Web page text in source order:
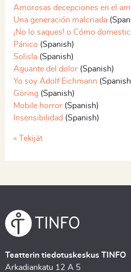
Amorosas decepciones en el
Una generación malcriada
¡No lo saques! o Cómo
Pánico (Spanish)
Solisla (Spanish)
Aguante del dolor (Spanish)
Yo soy Adolf Eichmann
Göring (Spanish)
Mobile horror (Spanish)
Insensibilidad (Spanish)
« Tekijät
Teatterin tiedotuskeskus TINFO
Arkadiankatu 12 A 5